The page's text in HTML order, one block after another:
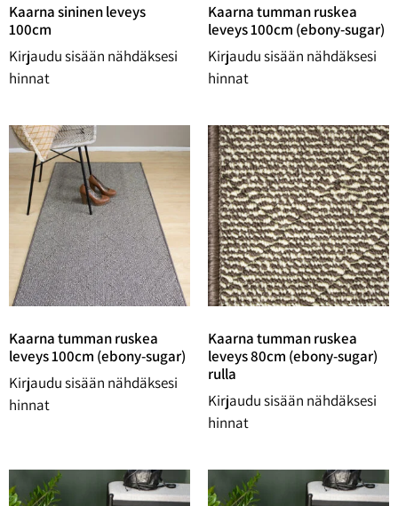
Kaarna sininen leveys
100cm
Kirjaudu sisään nähdäksesi
hinnat
Kaarna tumman ruskea
leveys 100cm (ebony-sugar)
Kirjaudu sisään nähdäksesi
hinnat
Kaarna tumman ruskea
leveys 100cm (ebony-sugar)
Kirjaudu sisään nähdäksesi
hinnat
Kaarna tumman ruskea
leveys 80cm (ebony-sugar)
rulla
Kirjaudu sisään nähdäksesi
hinnat